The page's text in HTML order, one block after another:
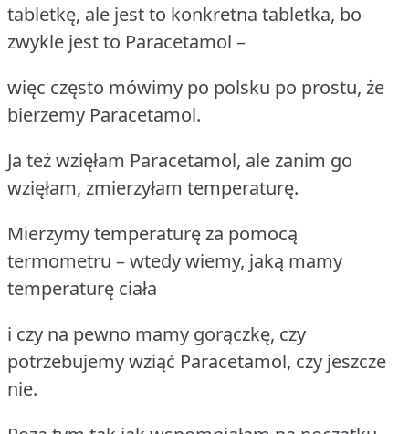
tabletkę, ale jest to konkretna tabletka, bo
zwykle jest to Paracetamol –
więc często mówimy po polsku po prostu, że
bierzemy Paracetamol.
Ja też wzięłam Paracetamol, ale zanim go
wzięłam, zmierzyłam temperaturę.
Mierzymy temperaturę za pomocą
termometru – wtedy wiemy, jaką mamy
temperaturę ciała
i czy na pewno mamy gorączkę, czy
potrzebujemy wziąć Paracetamol, czy jeszcze
nie.